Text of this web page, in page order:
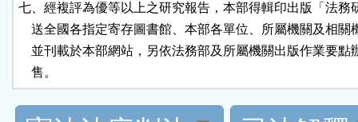
七、經複評為優等以上之研究報告，本部得輯印出版「法務
送全國各指定寄存圖書館、本部各單位、所屬機關及相關
並刊載於本部網站，另依法務部及所屬機關出版作業要點
    售。